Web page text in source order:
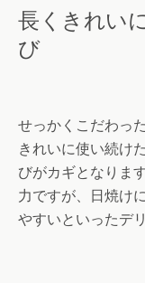
長くきれい
び
せっかくこだわっ
きれいに使い続け
びがカギとなりま
力ですが、日焼け
やすいといったデ